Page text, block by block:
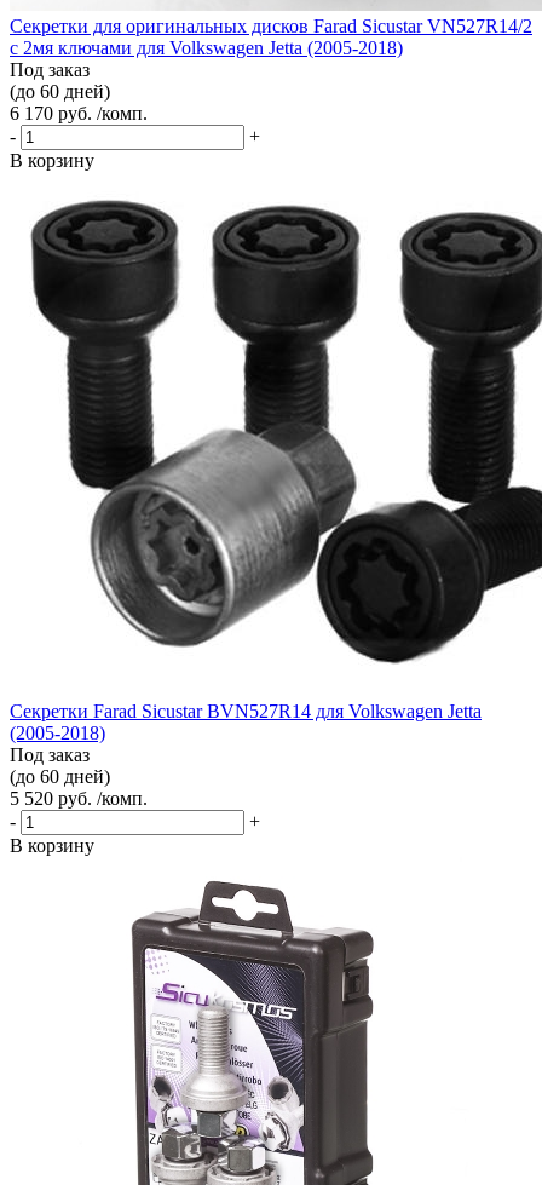
Секретки для оригинальных дисков Farad Sicustar VN527R14/2
с 2мя ключами для Volkswagen Jetta (2005-2018)
Под заказ
(до 60 дней)
6 170 руб. /комп.
-
+
В корзину
Секретки Farad Sicustar BVN527R14 для Volkswagen Jetta
(2005-2018)
Под заказ
(до 60 дней)
5 520 руб. /комп.
-
+
В корзину